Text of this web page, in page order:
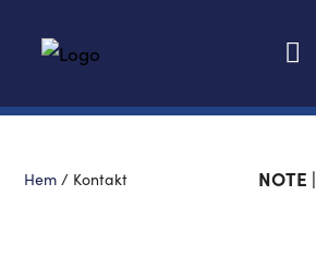
Hem / Kontakt NOTE